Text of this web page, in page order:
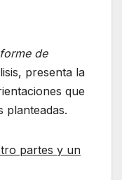
de
presenta la
que
planteadas.
partes y un